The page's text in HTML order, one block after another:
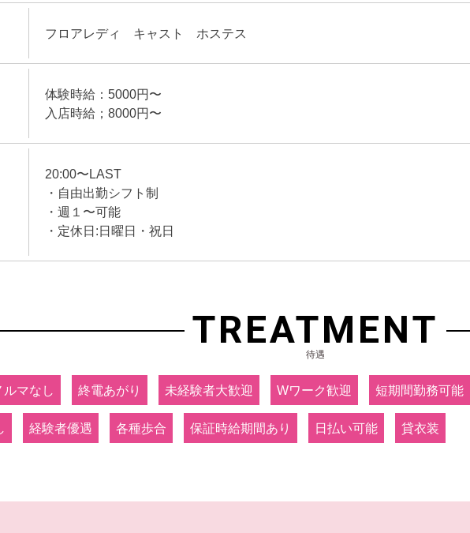
フロアレディ キャスト ホステス
体験時給：5000円〜
入店時給；8000円〜
20:00〜LAST
・自由出勤シフト制
・週１〜可能
・定休日:日曜日・祝日
TREATMENT
待遇
ルマなし 終電あがり 未経験者大歓迎 Wワーク歓迎 短期間勤務可能
経験者優遇 各種歩合 保証時給期間あり 日払い可能 貸衣装